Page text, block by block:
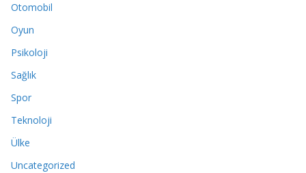
Otomobil
Oyun
Psikoloji
Sağlık
Spor
Teknoloji
Ülke
Uncategorized